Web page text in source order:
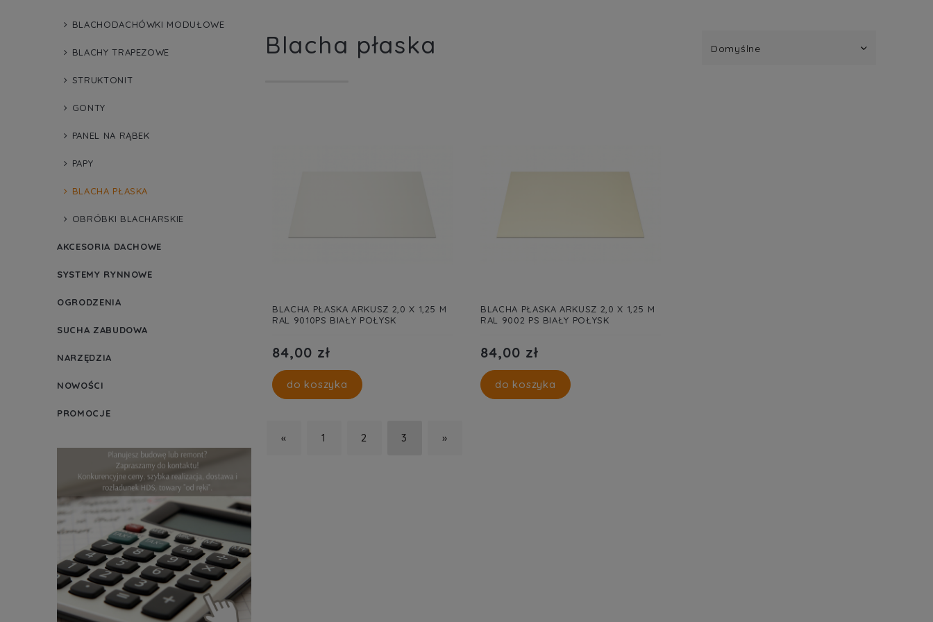
BLACHODACHÓWKI MODUŁOWE
BLACHY TRAPEZOWE
STRUKTONIT
GONTY
PANEL NA RĄBEK
PAPY
BLACHA PŁASKA
OBRÓBKI BLACHARSKIE
AKCESORIA DACHOWE
SYSTEMY RYNNOWE
OGRODZENIA
SUCHA ZABUDOWA
NARZĘDZIA
NOWOŚCI
PROMOCJE
Blacha płaska
BLACHA PŁASKA ARKUSZ 2,0 X 1,25 M
RAL 9010PS BIAŁY POŁYSK
84,00 zł
do koszyka
BLACHA PŁASKA ARKUSZ 2,0 X 1,25 M
RAL 9002 PS BIAŁY POŁYSK
84,00 zł
do koszyka
« 1 2 3 »